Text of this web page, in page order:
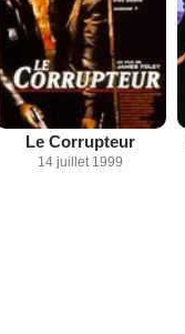
Le Corrupteur
14 juillet 1999